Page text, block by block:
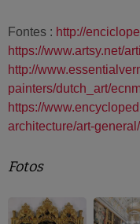
Fontes : http://
https://www.artsy.net/
http://
painters/dutch_art/
https://
architecture/art-
Fotos